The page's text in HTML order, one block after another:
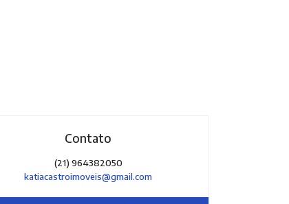
Contato
(21) 964382050
katiacastroimoveis@gmail.com